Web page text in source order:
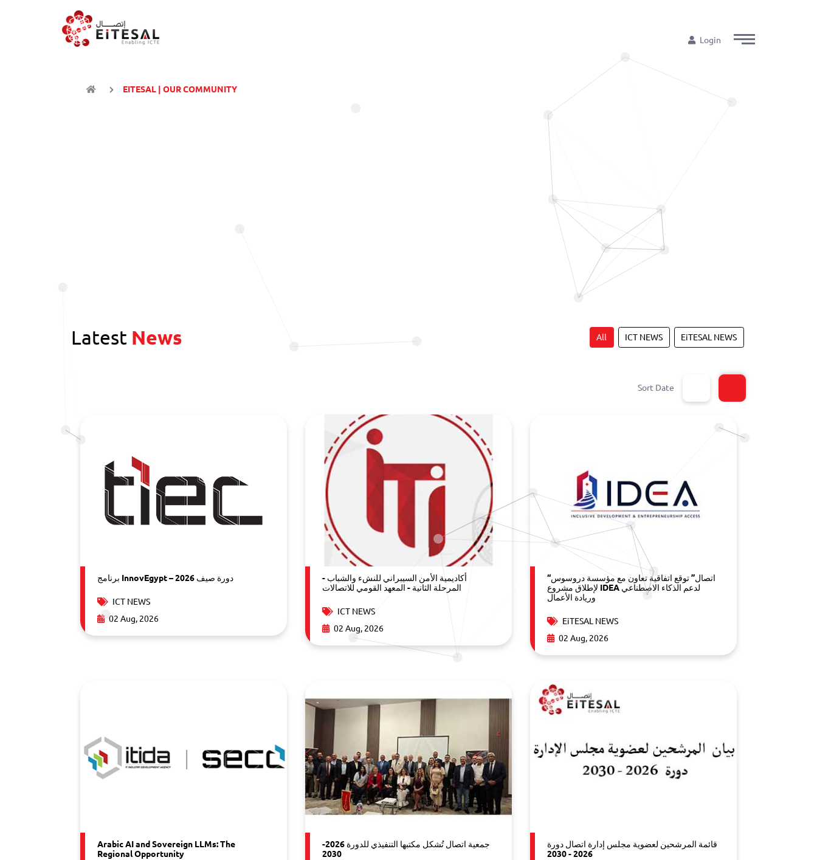
Login
EITESAL | OUR COMMUNITY
Latest News All ICT NEWS EiTESAL NEWS
Sort Date
برنامج InnovEgypt – دورة صيف 2026
ICT NEWS
02 Aug, 2026
أكاديمية الأمن السيبراني للنشء والشباب -
المرحلة الثانية - المعهد القومي للاتصالات
ICT NEWS
02 Aug, 2026
“اتصال” توقع اتفاقية تعاون مع مؤسسة دروسوس
لإطلاق مشروع IDEA لدعم الذكاء الاصطناعي
وريادة الأعمال
EiTESAL NEWS
02 Aug, 2026
Arabic AI and Sovereign LLMs: The
Regional Opportunity
جمعية اتصال تُشكل مكتبها التنفيذي للدورة 2026-
2030
قائمة المرشحين لعضوية مجلس إدارة اتصال دورة
2026 - 2030